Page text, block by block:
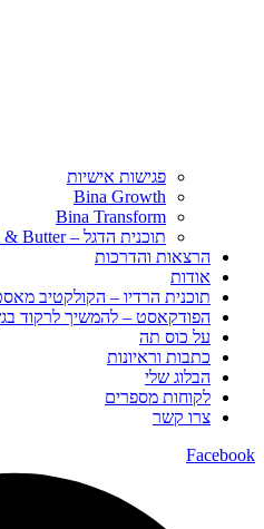
פגישות אישיות
Bina Growth
Bina Transform
תוכנית הדגל – Bread & Butter
הרצאות והדרכות
אודות
תוכנית הרדיו – הקולקטיב
הפודקאסט – להמשיך לרקוד
על כוס תה
כתבות וראיונות
הבלוג שלי
לקוחות מספרים
צרו קשר
Facebook